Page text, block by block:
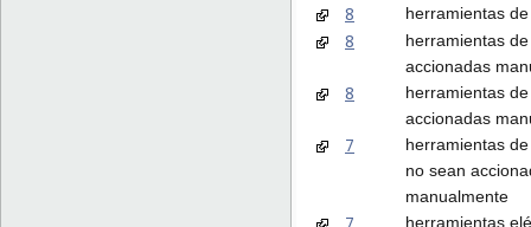
8 herramientas
8
herramientas
accionadas
8
herramientas
accionadas
7
herramientas
no sean
manualmente
7
herramientas